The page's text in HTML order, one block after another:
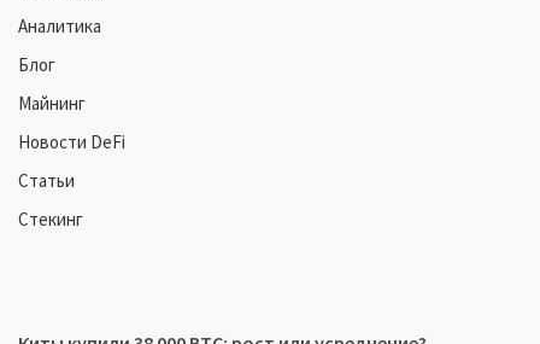
Аналитика
Блог
Майнинг
Новости DeFi
Статьи
Стекинг